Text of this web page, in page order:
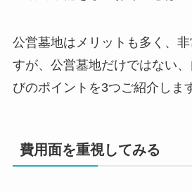
公営墓地はメリットも多く、
すが、公営墓地だけではない
びのポイントを3つご紹介しま
費用面を重視してみる